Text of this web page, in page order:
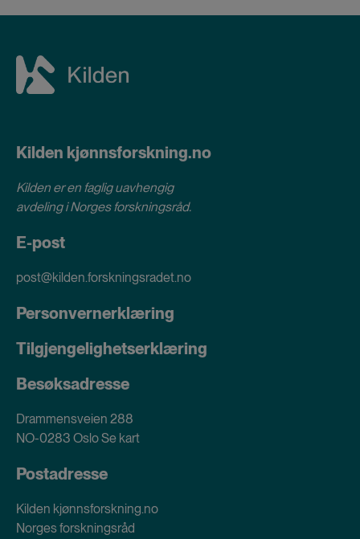
Kilden kjønnsforskning.no
Kilden er en faglig uavhengig
avdeling iNorges forskningsråd.
E-post
post@kilden.forskningsradet.no
Personvernerklæring
Tilgjengelighetserklæring
Besøksadresse
Drammensveien 288
NO-0283 OsloSe kart
Postadresse
Kilden kjønnsforskning.no
Norges forskningsråd